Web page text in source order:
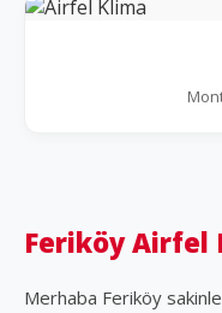
Feriköy Airfel
Merhaba Feriköy